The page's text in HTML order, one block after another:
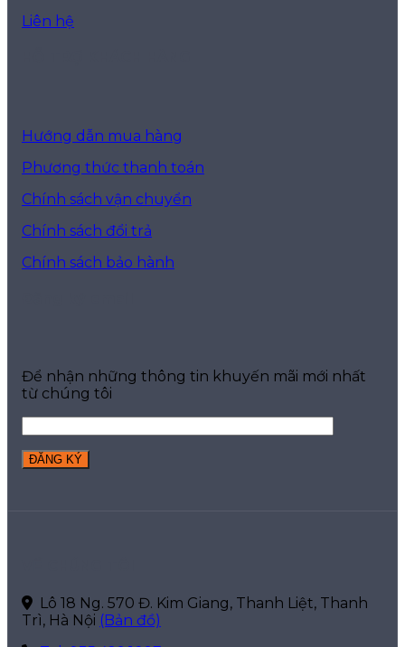
Liên hệ
Hướng dẫn mua hàng
Phương thức thanh toán
Chính sách vận chuyển
Chính sách đổi trả
Chính sách bảo hành
Để nhận những thông tin khuyến mãi mới nhất
từ chúng tôi
Lô 18 Ng. 570 Đ. Kim Giang, Thanh Liệt, Thanh
Trì, Hà Nội (Bản đồ)